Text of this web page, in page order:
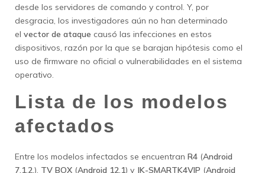
desde los servidores de comando y control. Y, por
desgracia, los investigadores aún no han determinado
el vector de ataque causó las infecciones en estos
dispositivos, razón por la que se barajan hipótesis como el
uso de firmware no oficial o vulnerabilidades en el sistema
operativo.
Lista de los modelos
afectados
Entre los modelos infectados se encuentran R4 (Android
7.1.2.), TV BOX (Android 12.1) y JK-SMARTK4VIP (Android